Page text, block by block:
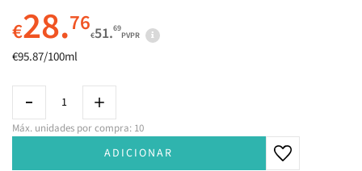
€28.76€51.69
PVPR
€95.87/100ml
Máx. unidades por compra: 10
ADICIONAR